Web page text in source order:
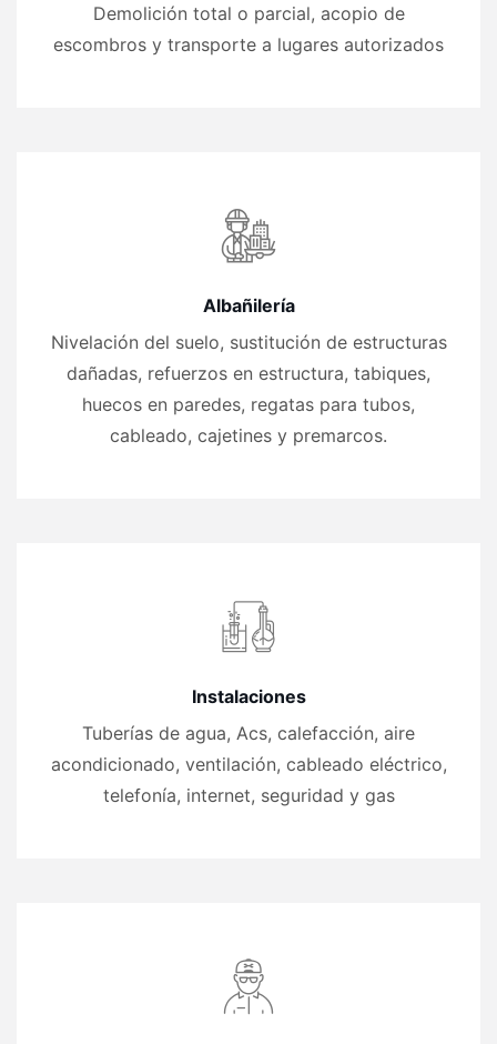
Demolición total o parcial, acopio de
escombros y transporte a lugares autorizados
Albañilería
Nivelación del suelo, sustitución de estructuras
dañadas, refuerzos en estructura, tabiques,
huecos en paredes, regatas para tubos,
cableado, cajetines y premarcos.
Instalaciones
Tuberías de agua, Acs, calefacción, aire
acondicionado, ventilación, cableado eléctrico,
telefonía, internet, seguridad y gas